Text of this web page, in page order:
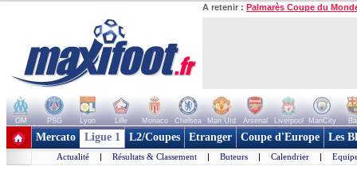
A retenir : Palmarès Coupe du
OM PSG Lyon Lille Monaco Chelsea Man Utd Arsenal Liverpool ManCity
+ de clubs
Mercato Ligue 1 L2/Coupes Etranger Coupe d'Europe Les
Actualité | Résultats & Classement | Buteurs | Calendrier |